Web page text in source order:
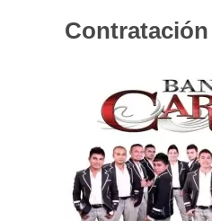
Contratación